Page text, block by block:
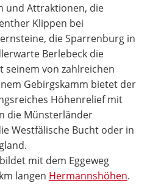
und Attraktionen, die
Klippen bei
die Sparrenburg in
Berlebeck die
seinem von zahlreichen
Gebirgskamm bietet der
Höhenrelief mit
die Münsterländer
Westfälische Bucht oder in
mit dem Eggeweg
langen Hermannshöhen.